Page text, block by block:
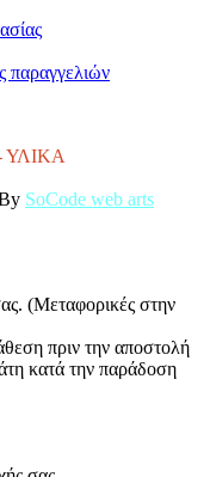
παραγγελιών
SoCode web arts
(Μεταφορικές στην
πριν την αποστολή
κατά την παράδοση